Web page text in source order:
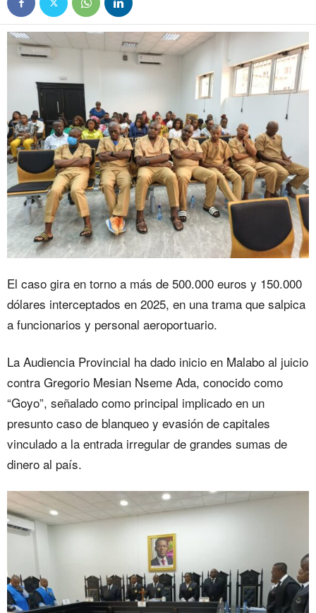
El caso gira en torno a más de 500.000 euros y 150.000
dólares interceptados en 2025, en una trama que salpica
a funcionarios y personal aeroportuario.
La Audiencia Provincial ha dado inicio en Malabo al juicio
contra Gregorio Mesian Nseme Ada, conocido como
“Goyo”, señalado como principal implicado en un
presunto caso de blanqueo y evasión de capitales
vinculado a la entrada irregular de grandes sumas de
dinero al país.